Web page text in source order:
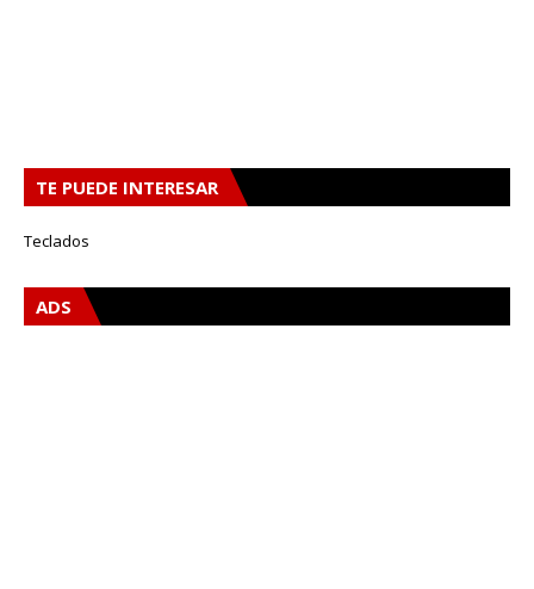
TE PUEDE INTERESAR
Teclados
ADS